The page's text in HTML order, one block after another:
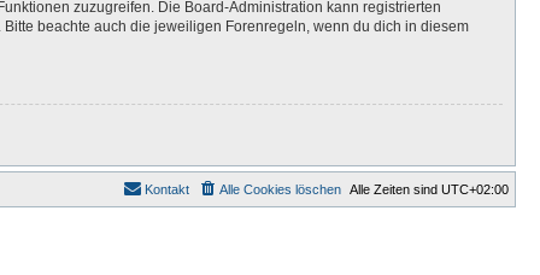
zuzugreifen. Die Board-Administration kann registrierten
beachte auch die jeweiligen Forenregeln, wenn du dich in diesem
Alle Zeiten sind UTC+02:00
Alle Cookies löschen
Kontakt